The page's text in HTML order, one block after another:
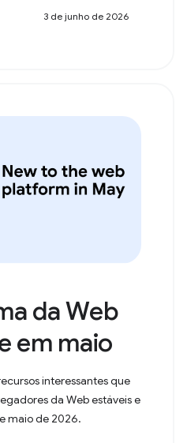
3 de junho de 2026
da Web
em maio
interessantes que
da Web estáveis e
maio de 2026.